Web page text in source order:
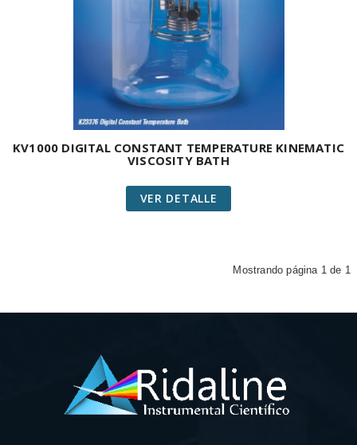
KV1000 DIGITAL CONSTANT TEMPERATURE KINEMATIC
VISCOSITY BATH
VER DETALLE
Mostrando página 1 de 1